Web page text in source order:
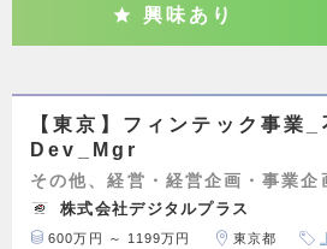
興味あり
【東京】フィンテック事業
Dev_Mgr
その他、経営・経営企画・事業企
株式会社デジタルプラス
600万円 ～ 1199万円 東京都